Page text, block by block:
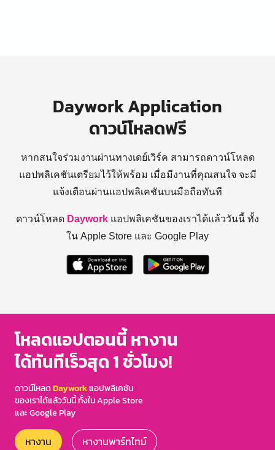
Daywork Application
ดาวน์โหลดฟรี
หากสนใจร่วมงานผ่านทางเดย์เวิร์ค สามารถดาวน์โหลด
แอปพลิเคชันเตรียมไว้ให้พร้อม เมื่อมีงานที่คุณสนใจ จะมี
แจ้งเตือนผ่านแอปพลิเคชันบนมือถือทันที
ดาวน์โหลด Daywork แอปพลิเคชันของเราได้แล้ววันนี้ ทั้ง
ใน Apple Store และ Google Play
โหลดแอปตอนนี้ หางาน
ได้ทันทีเร็วสุด 1 ชั่วโมง!
ดาวน์โหลดDayworkแอปพลิเคชัน
ของเราได้แล้ววันนี้ ทั้งใน Apple Store
และ Google Play
หางาน หางานพาร์ทไทม์